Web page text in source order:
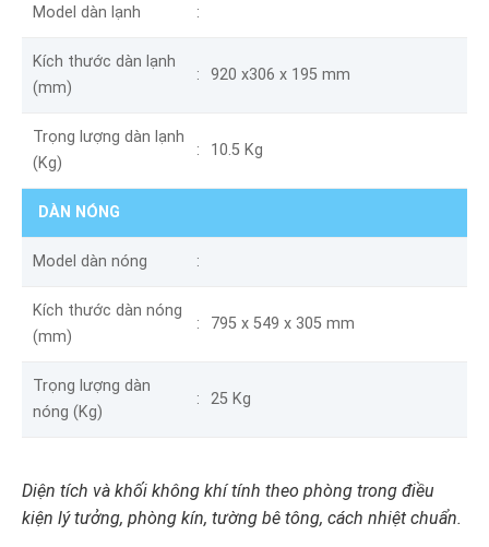
Model dàn lạnh
Kích thước dàn lạnh
(mm)
920 x306 x 195 mm
Trọng lượng dàn lạnh
(Kg)
10.5 Kg
DÀN NÓNG
Model dàn nóng
Kích thước dàn nóng
(mm)
795 x 549 x 305 mm
Trọng lượng dàn
nóng (Kg)
25 Kg
Diện tích và khối không khí tính theo phòng trong điều
kiện lý tưởng, phòng kín, tường bê tông, cách nhiệt chuẩn.